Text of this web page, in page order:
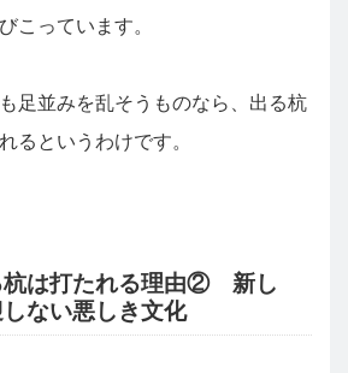
こっています。
足並みを乱そうものなら、出る杭
るというわけです。
杭は打たれる理由② 新し
ない悪しき文化